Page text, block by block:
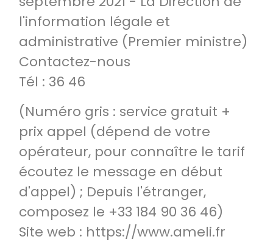
l'information légale et
administrative (Premier ministre)
Contactez-nous
Tél : 36 46
(Numéro gris : service gratuit +
prix appel (dépend de votre
opérateur, pour connaître le tarif
écoutez le message en début
d'appel) ; Depuis l'étranger,
composez le +33 184 90 36 46)
Site web : https://www.ameli.fr